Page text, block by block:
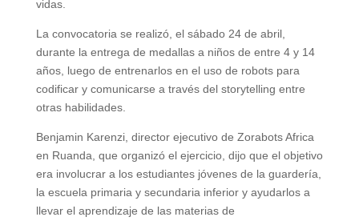
vidas.
La convocatoria se realizó, el sábado 24 de abril,
durante la entrega de medallas a niños de entre 4 y 14
años, luego de entrenarlos en el uso de robots para
codificar y comunicarse a través del storytelling entre
otras habilidades.
Benjamin Karenzi, director ejecutivo de Zorabots Africa
en Ruanda, que organizó el ejercicio, dijo que el objetivo
era involucrar a los estudiantes jóvenes de la guardería,
la escuela primaria y secundaria inferior y ayudarlos a
llevar el aprendizaje de las materias de